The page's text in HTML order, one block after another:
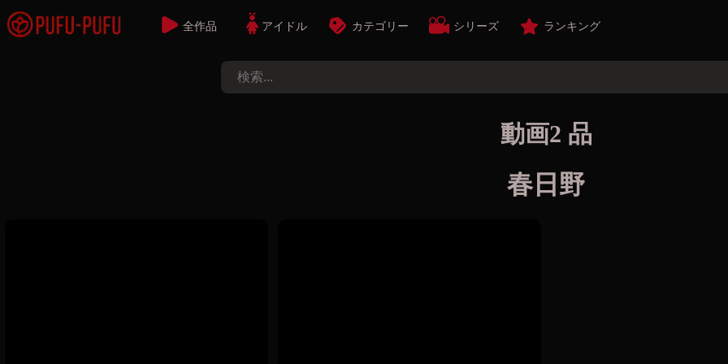
全作品 アイドル カテゴリー シリーズ ランキング
動画2 品
春日野